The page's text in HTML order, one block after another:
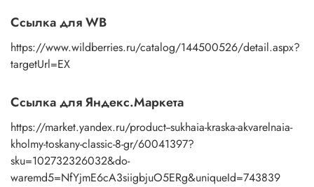
Ссылка для WB
https://www.wildberries.ru/catalog/144500526/detail.aspx?
targetUrl=EX
Ссылка для Яндекс.Маркета
https://market.yandex.ru/product--sukhaia-kraska-akvarelnaia-
kholmy-toskany-classic-8-gr/60041397?
sku=102732326032&do-
waremd5=NfYjmE6cA3siigbjuO5ERg&uniqueId=743839